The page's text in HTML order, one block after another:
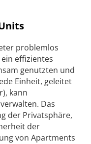
problemlos
effizientes
genutzten und
Einheit, geleitet
kann
Das
der Privatsphäre,
der
von Apartments